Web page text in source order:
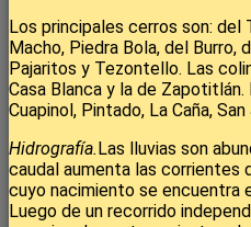
Los principales cerros son: del
Macho, Piedra Bola, del Burro,
Pajaritos y Tezontello. Las
Casa Blanca y la de Zapotitlán.
Cuapinol, Pintado, La Caña,
Hidrografía.Las lluvias son
caudal aumenta las corrientes
cuyo nacimiento se encuentra
Luego de un recorrido